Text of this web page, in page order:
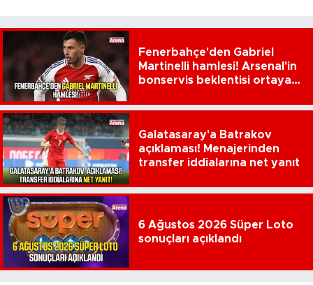
Fenerbahçe'den Gabriel
Martinelli hamlesi! Arsenal'in
bonservis beklentisi ortaya
Galatasaray'a Batrakov
açıklaması! Menajerinden
transfer iddialarına net yanıt
6 Ağustos 2026 Süper Loto
sonuçları açıklandı